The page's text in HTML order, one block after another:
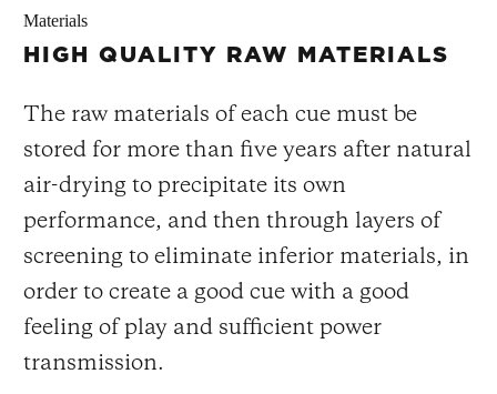
Materials
HIGH QUALITY RAW MATERIALS
The raw materials of each cue must be
stored for more than five years after natural
air-drying to precipitate its own
performance, and then through layers of
screening to eliminate inferior materials, in
order to create a good cue with a good
feeling of play and sufficient power
transmission.